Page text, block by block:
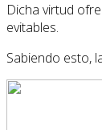
Dicha virtud
evitables.
Sabiendo esto,